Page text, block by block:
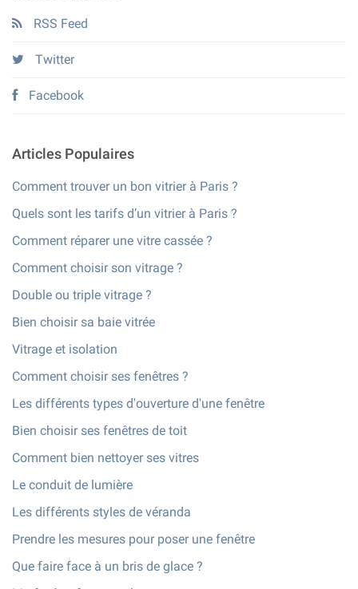
RSS Feed
Twitter
Facebook
Articles Populaires
Comment trouver un bon vitrier à Paris ?
Quels sont les tarifs d’un vitrier à Paris ?
Comment réparer une vitre cassée ?
Comment choisir son vitrage ?
Double ou triple vitrage ?
Bien choisir sa baie vitrée
Vitrage et isolation
Comment choisir ses fenêtres ?
Les différents types d'ouverture d'une fenêtre
Bien choisir ses fenêtres de toit
Comment bien nettoyer ses vitres
Le conduit de lumière
Les différents styles de véranda
Prendre les mesures pour poser une fenêtre
Que faire face à un bris de glace ?